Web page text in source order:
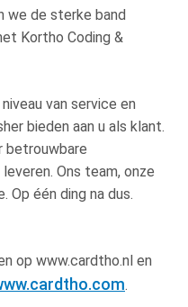
we de sterke band
Kortho Coding &
van service en
bieden aan u als klant.
betrouwbare
Ons team, onze
Op één ding na dus.
op www.cardtho.nl en
.